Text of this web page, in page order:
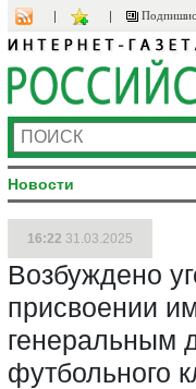
Новости
16:22 31.03.2025
Возбуждено
присвоении
генеральным
футбольного